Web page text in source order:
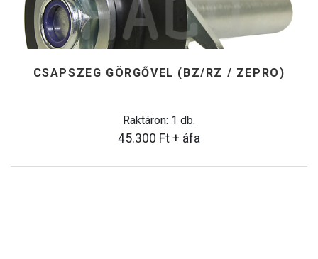
CSAPSZEG GÖRGŐVEL (BZ/RZ / ZEPRO)
Raktáron: 1 db.
45.300 Ft + áfa